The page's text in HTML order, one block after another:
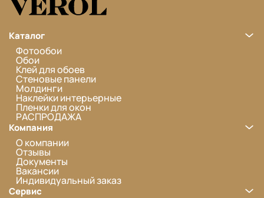
Каталог
Фотообои
Обои
Клей для обоев
Стеновые панели
Молдинги
Наклейки интерьерные
Пленки для окон
РАСПРОДАЖА
Компания
О компании
Отзывы
Документы
Вакансии
Индивидуальный заказ
Сервис